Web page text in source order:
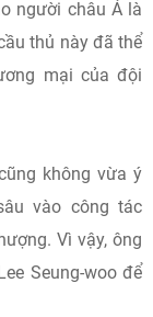
người châu Á là
thủ này đã thể
mại của đội
không vừa ý
vào công tác
Vì vậy, ông
Seung-woo để